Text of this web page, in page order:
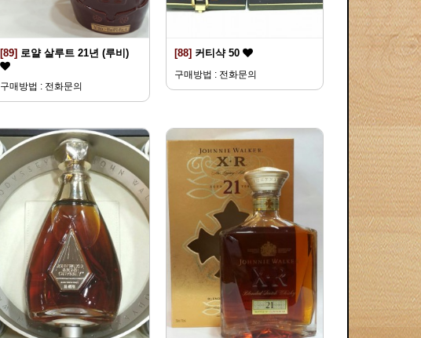
[89] 로얄 살루트 21년 (루비)
구매방법 : 전화문의
[88] 커티샥 50
구매방법 : 전화문의